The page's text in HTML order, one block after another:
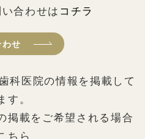
合わせは コチラ
せ
科医院の情報を掲載して
す。
掲載をご希望される場合
ちら